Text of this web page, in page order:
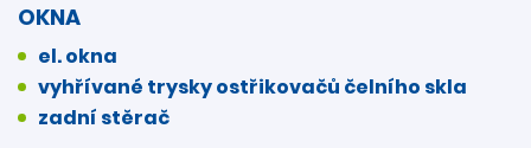
OKNA
el. okna
vyhřívané trysky ostřikovačů čelního skla
zadní stěrač